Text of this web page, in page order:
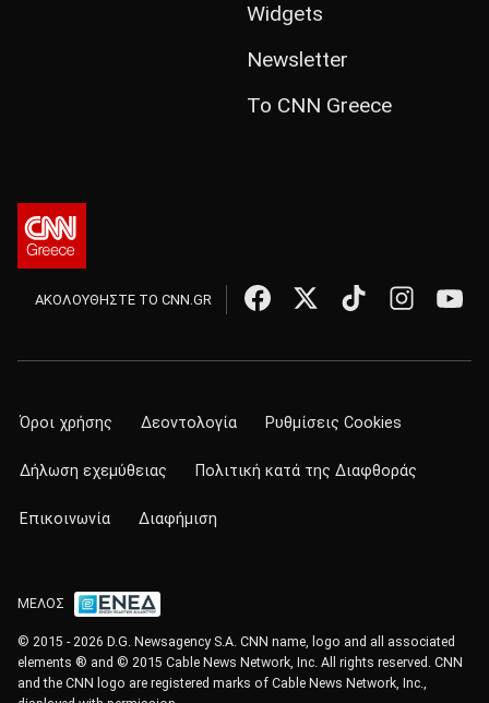
Widgets
Newsletter
Το CNN Greece
ΑΚΟΛΟΥΘΗΣΤΕ ΤΟ CNN.GR
Όροι χρήσης Δεοντολογία Ρυθμίσεις Cookies
Δήλωση εχεμύθειας Πολιτική κατά της Διαφθοράς
Επικοινωνία Διαφήμιση
ΜΕΛΟΣ
© 2015 - 2026 D.G. Newsagency S.A. CNN name, logo and all associated
elements ® and © 2015 Cable News Network, Inc. All rights reserved. CNN
and the CNN logo are registered marks of Cable News Network, Inc.,